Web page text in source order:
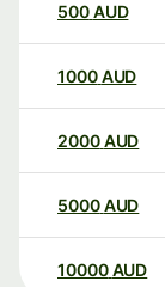
500AUD
1000AUD
2000AUD
5000AUD
10000 AUD